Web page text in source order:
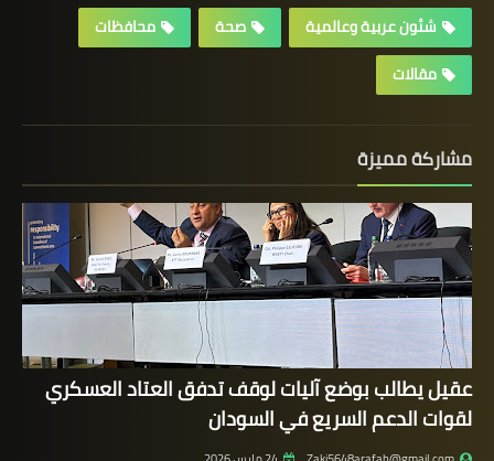
شئون عربية وعالمية
صحة
محافظات
مقالات
مشاركة مميزة
عقيل يطالب بوضع آليات لوقف تدفق العتاد العسكري
لقوات الدعم السريع في السودان